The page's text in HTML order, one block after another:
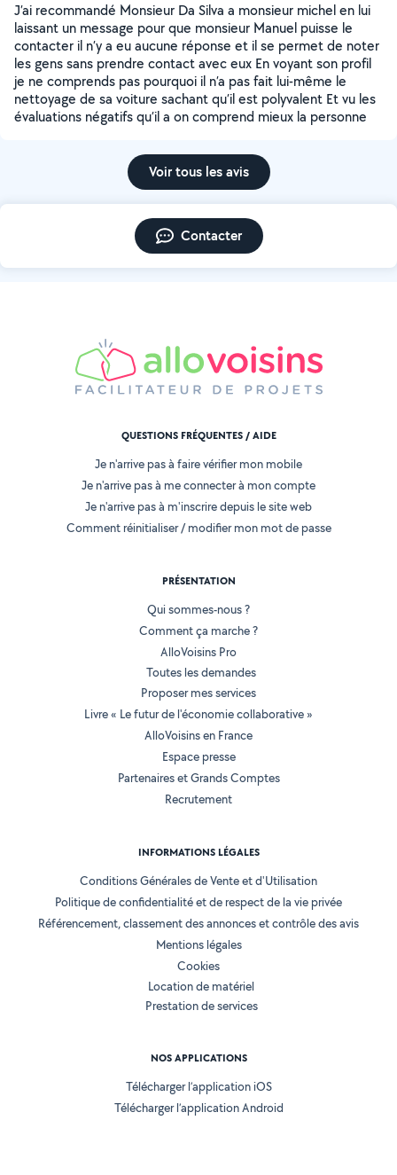
J’ai recommandé Monsieur Da Silva a monsieur michel en lui
laissant un message pour que monsieur Manuel puisse le
contacter il n’y a eu aucune réponse et il se permet de noter
les gens sans prendre contact avec eux En voyant son profil
je ne comprends pas pourquoi il n’a pas fait lui-même le
nettoyage de sa voiture sachant qu’il est polyvalent Et vu les
évaluations négatifs qu’il a on comprend mieux la personne
Voir tous les avis
Contacter
QUESTIONS FRÉQUENTES / AIDE
Je n'arrive pas à faire vérifier mon mobile
Je n'arrive pas à me connecter à mon compte
Je n'arrive pas à m'inscrire depuis le site web
Comment réinitialiser / modifier mon mot de passe
PRÉSENTATION
Qui sommes-nous ?
Comment ça marche ?
AlloVoisins Pro
Toutes les demandes
Proposer mes services
Livre « Le futur de l'économie collaborative »
AlloVoisins en France
Espace presse
Partenaires et Grands Comptes
Recrutement
INFORMATIONS LÉGALES
Conditions Générales de Vente et d'Utilisation
Politique de confidentialité et de respect de la vie privée
Référencement, classement des annonces et contrôle des avis
Mentions légales
Cookies
Location de matériel
Prestation de services
NOS APPLICATIONS
Télécharger l’application iOS
Télécharger l’application Android